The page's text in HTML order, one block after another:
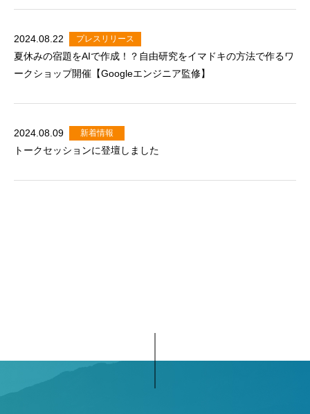
2024.08.22 プレスリリース
夏休みの宿題をAIで作成！？自由研究をイマドキの方法で作るワ
ークショップ開催【Googleエンジニア監修】
2024.08.09 新着情報
トークセッションに登壇しました